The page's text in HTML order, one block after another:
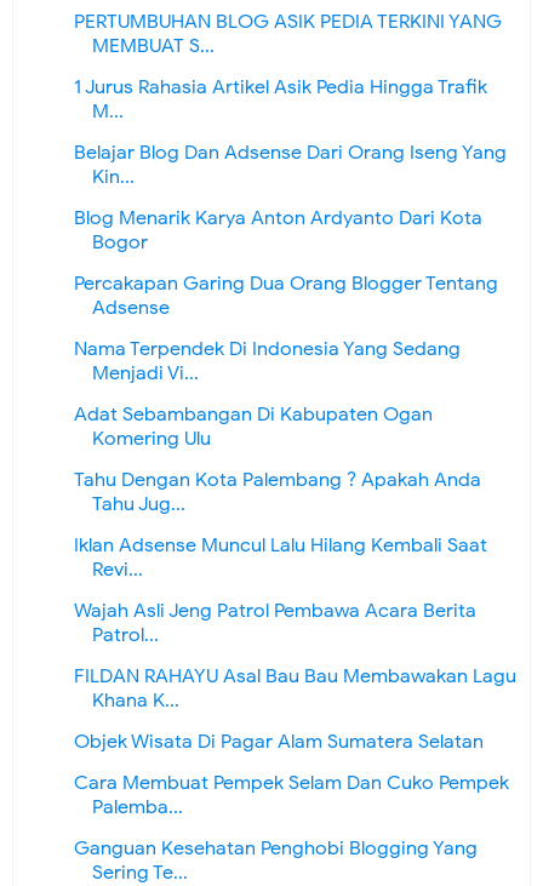
PERTUMBUHAN BLOG ASIK PEDIA TERKINI YANG
MEMBUAT S...
1 Jurus Rahasia Artikel Asik Pedia Hingga Trafik
M...
Belajar Blog Dan Adsense Dari Orang Iseng Yang
Kin...
Blog Menarik Karya Anton Ardyanto Dari Kota
Bogor
Percakapan Garing Dua Orang Blogger Tentang
Adsense
Nama Terpendek Di Indonesia Yang Sedang
Menjadi Vi...
Adat Sebambangan Di Kabupaten Ogan
Komering Ulu
Tahu Dengan Kota Palembang ? Apakah Anda
Tahu Jug...
Iklan Adsense Muncul Lalu Hilang Kembali Saat
Revi...
Wajah Asli Jeng Patrol Pembawa Acara Berita
Patrol...
FILDAN RAHAYU Asal Bau Bau Membawakan Lagu
Khana K...
Objek Wisata Di Pagar Alam Sumatera Selatan
Cara Membuat Pempek Selam Dan Cuko Pempek
Palemba...
Ganguan Kesehatan Penghobi Blogging Yang
Sering Te...